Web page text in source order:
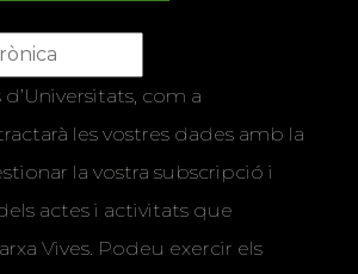
d’Universitats, com a
les vostres dades amb la
la vostra subscripció i
actes i activitats que
Vives. Podeu exercir els